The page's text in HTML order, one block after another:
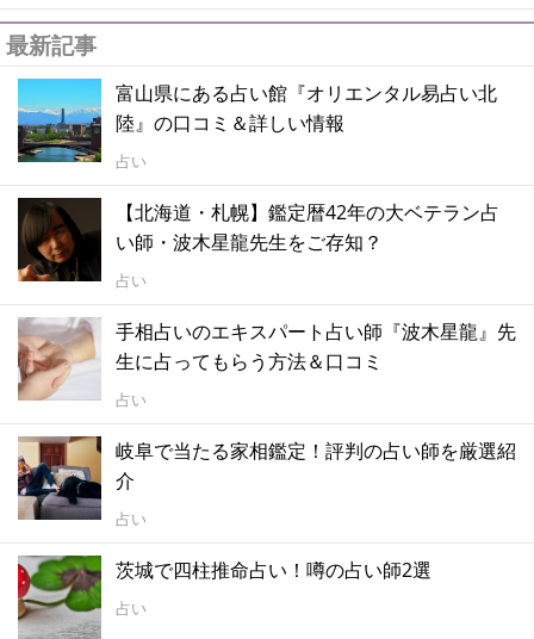
最新記事
富山県にある占い館『オリエンタル易占い北
陸』の口コミ＆詳しい情報
占い
【北海道・札幌】鑑定暦42年の大ベテラン占
い師・波木星龍先生をご存知？
占い
手相占いのエキスパート占い師『波木星龍』先
生に占ってもらう方法＆口コミ
占い
岐阜で当たる家相鑑定！評判の占い師を厳選紹
介
占い
茨城で四柱推命占い！噂の占い師2選
占い